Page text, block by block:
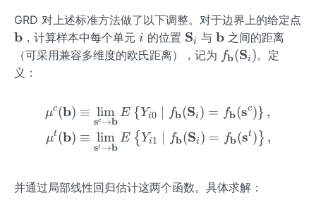
_i-x
_0}
{h}
\ri
eta}
_{j}
{\b
eta}
_
{0}
c)
=
\wi
deh
at
{r}
(c)}
-\wi
at
{\m
GRD 对上述标准方法做了以下调整。对于边界上的给定点
\m
ath
bf
b ，计算样本中每个单元 i
i 的位置 \m
ath
Si 与 \m
ath
b 之间的距离
（可采用兼容多维度的欧氏距离），记为 f_
{b}}
(\m
_i)
fb(Si )。定
义：
\begin{aligned}
μc(b)
μt(b)
≡
sc→b
lim E {Yi0 ∣ fb(Si ) = fb(sc)} ,
≡
st →b
lim E { Yi1 fb(Si ) = fb(st) } ,
并通过局部线性回归估计这两个函数。具体求解：